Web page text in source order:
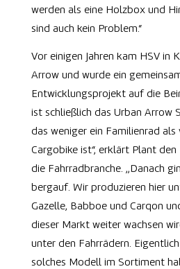
werden als eine Holzbox und
sind auch kein Problem.“
Vor einigen Jahren kam HSV in
Arrow und wurde ein
Entwicklungsprojekt auf die
ist schließlich das Urban Arrow
das weniger ein Familienrad als
Cargobike ist“, erklärt Plant den
die Fahrradbranche. „Danach
bergauf. Wir produzieren hier
Gazelle, Babboe und Carqon
dieser Markt weiter wachsen
unter den Fahrrädern.
solches Modell im Sortiment